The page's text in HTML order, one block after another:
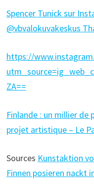
Spencer Tunick sur
@vbvalokuvakeskus
https://
ZA==
Finlande : un millier de
projet artistique – Le
Sources Kunstaktion
Finnen posieren nackt